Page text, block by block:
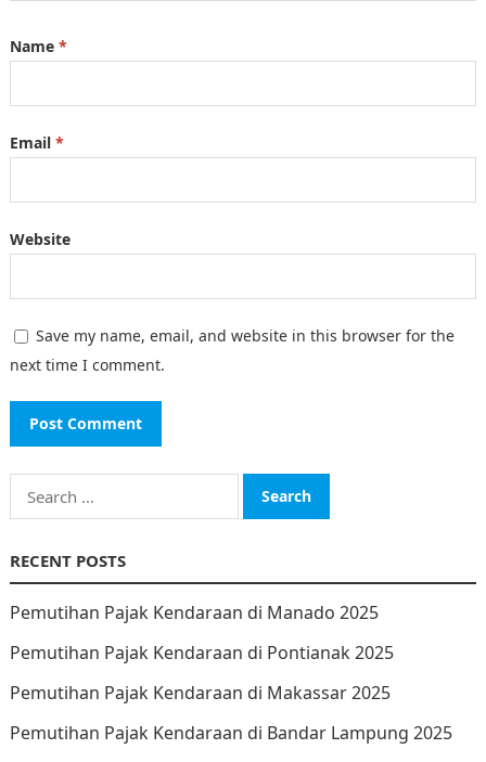
Name *
Email *
Website
Save my name, email, and website in this browser for the
next time I comment.
Search
for:
RECENT POSTS
Pemutihan Pajak Kendaraan di Manado 2025
Pemutihan Pajak Kendaraan di Pontianak 2025
Pemutihan Pajak Kendaraan di Makassar 2025
Pemutihan Pajak Kendaraan di Bandar Lampung 2025